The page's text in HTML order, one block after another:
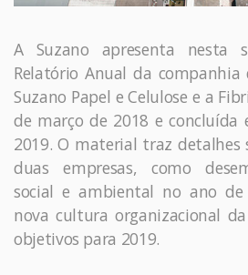
A Suzano apresenta nesta
Relatório Anual da companhia
Suzano Papel e Celulose e a
de março de 2018 e concluída
2019. O material traz detalhes
duas empresas, como
social e ambiental no ano
nova cultura organizacional
objetivos para 2019.